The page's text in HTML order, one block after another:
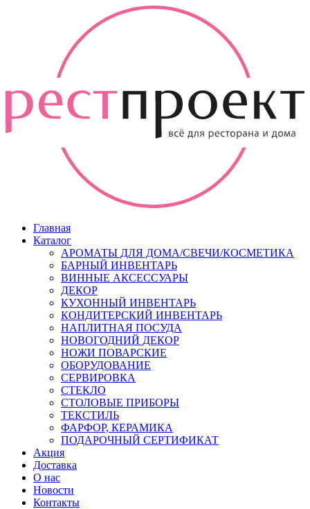
Главная
Каталог
АРОМАТЫ ДЛЯ ДОМА/СВЕЧИ/КОСМЕТИКА
БАРНЫЙ ИНВЕНТАРЬ
ВИННЫЕ АКСЕССУАРЫ
ДЕКОР
КУХОННЫЙ ИНВЕНТАРЬ
КОНДИТЕРСКИЙ ИНВЕНТАРЬ
НАПЛИТНАЯ ПОСУДА
НОВОГОДНИЙ ДЕКОР
НОЖИ ПОВАРСКИЕ
ОБОРУДОВАНИЕ
СЕРВИРОВКА
СТЕКЛО
СТОЛОВЫЕ ПРИБОРЫ
ТЕКСТИЛЬ
ФАРФОР, КЕРАМИКА
ПОДАРОЧНЫЙ СЕРТИФИКАТ
Акция
Доставка
О нас
Новости
Контакты